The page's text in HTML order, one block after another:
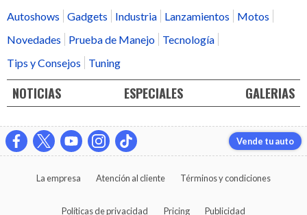
Autoshows
Gadgets Industria Lanzamientos
Motos
Novedades
Prueba de Manejo
Tecnología
Tips y Consejos
Tuning
NOTICIAS ESPECIALES GALERIAS
Vende tu auto
La empresa Atención al cliente Términos y condiciones
Políticas de privacidad Pricing Publicidad